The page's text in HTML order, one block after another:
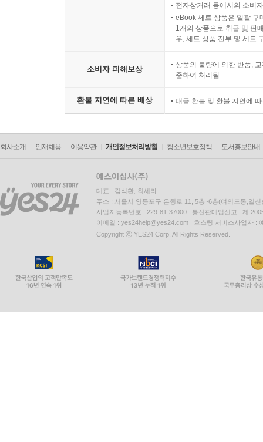
전자상거래 등에서의 소비
eBook 세트 상품은 일괄 구
1개의 상품으로 취급 및 판
우, 세트 상품 전부 및 세트
소비자 피해보상
상품의 불량에 의한 반품,
준하여 처리됨
환불 지연에 따른 배상 대금 환불 및 환불 지연에
회사소개 인재채용 이용약관 개인정보처리방침 청소년보호정책 도서홍보안내
대표 : 김석환, 최세라
주소 : 서울시 영등포구 은행로 11, 5층~6층(여의도동,일신
사업자등록번호 : 229-81-37000 통신판매업신고 : 제
이메일 : yes24help@yes24.com 호스팅 서비스사업자 :
Copyright ⓒ YES24 Corp. All Rights Reserved.